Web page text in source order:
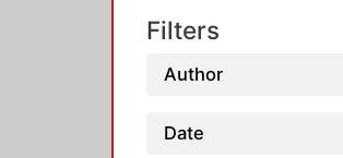
Filters
Author
Date